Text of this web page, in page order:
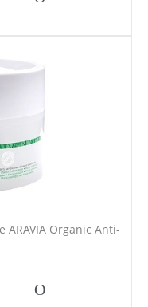
ARAVIA Organic Anti-